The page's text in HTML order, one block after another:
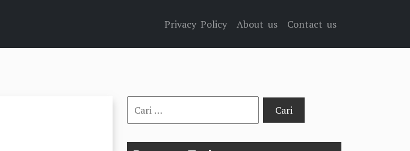
Privacy Policy About us Contact us
Cari
untuk: